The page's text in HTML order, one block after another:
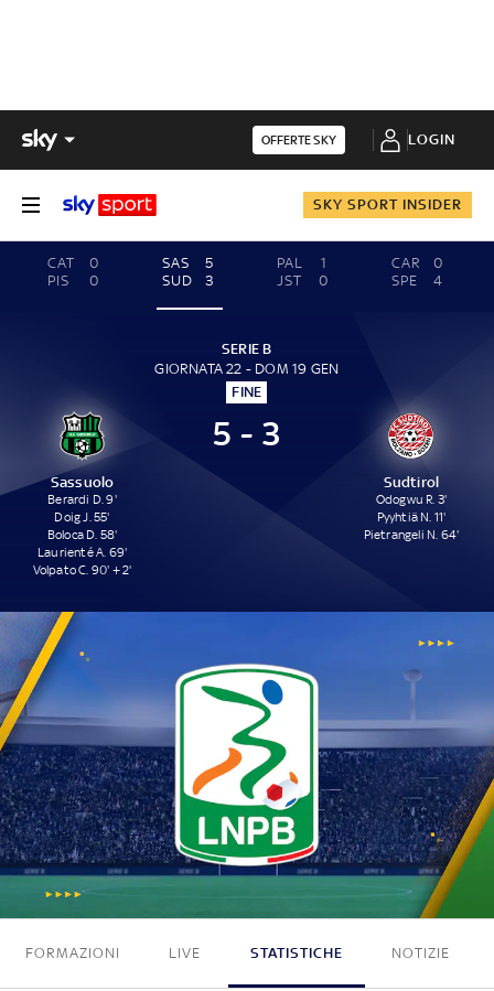
OFFERTE SKY LOGIN
SKY SPORT INSIDER
CAT
0
PIS
0
SAS
5
SUD
3
PAL
1
JST
0
CAR
0
SPE
4
SERIE B
GIORNATA 22 - DOM 19 GEN
FINE
Sassuolo
Berardi D. 9'
Doig J. 55'
Boloca D. 58'
Laurienté A. 69'
Volpato C. 90' + 2'
5 - 3
Sudtirol
Odogwu R. 3'
Pyyhtiä N. 11'
Pietrangeli N. 64'
5 - 3
FORMAZIONI LIVE STATISTICHE NOTIZIE